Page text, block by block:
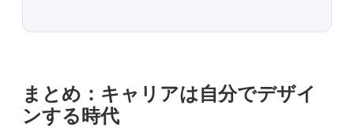
まとめ：キャリアは自分でデザイ
ンする時代